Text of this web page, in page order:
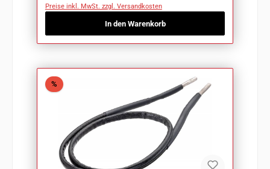
Preise inkl. MwSt. zzgl. Versandkosten
In den Warenkorb
%Rabatt